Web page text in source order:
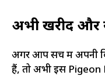
अभी खरीदें और
अगर आप सच में अपनी
हैं, तो अभी इस